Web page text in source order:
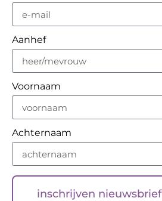
Aanhef
Voornaam
Achternaam
inschrijven nieuwsbrief